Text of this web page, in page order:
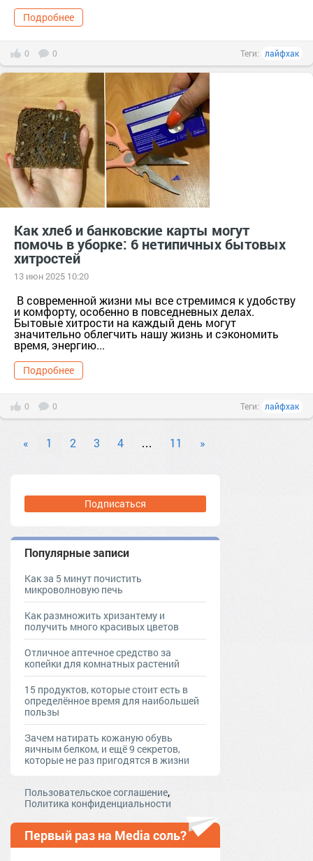
Подробнее
0 0 Теги: лайфхак
Как хлеб и банковские карты могут
помочь в уборке: 6 нетипичных бытовых
хитростей
13 июн 2025 10:20
В современной жизни мы все стремимся к удобству
и комфорту, особенно в повседневных делах.
Бытовые хитрости на каждый день могут
значительно облегчить нашу жизнь и сэкономить
время, энергию...
Подробнее
0 0 Теги: лайфхак
« 1 2 3 4 … 11 »
Подписаться
Популярные записи
Как за 5 минут почистить
микроволновую печь
Как размножить хризантему и
получить много красивых цветов
Отличное аптечное средство за
копейки для комнатных растений
15 продуктов, которые стоит есть в
определённое время для наибольшей
пользы
Зачем натирать кожаную обувь
яичным белком, и ещё 9 секретов,
которые не раз пригодятся в жизни
Пользовательское соглашение,
Политика конфиденциальности
Первый раз на Media соль?